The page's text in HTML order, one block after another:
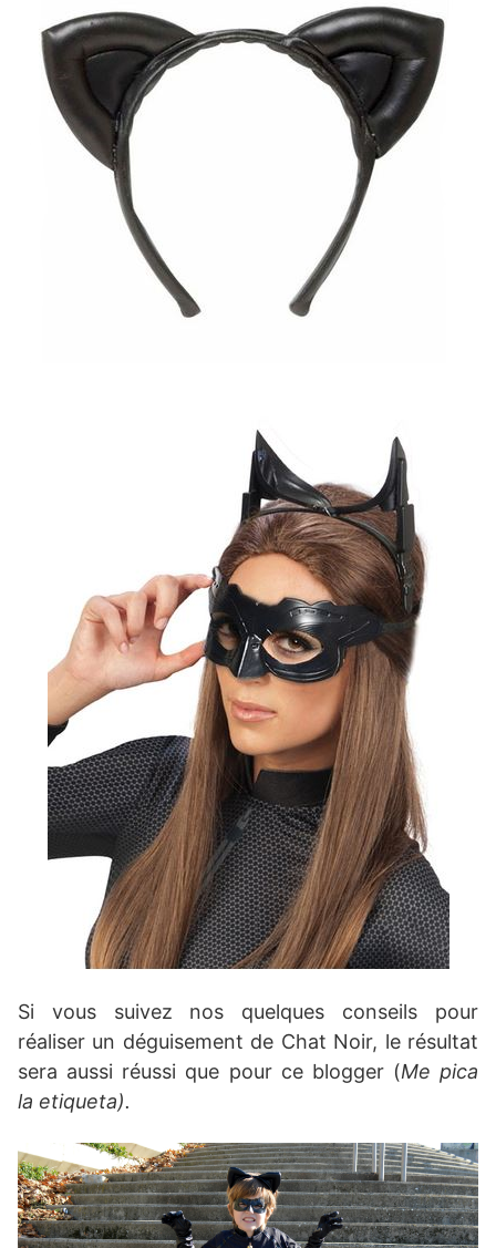
Si vous suivez nos quelques conseils pour
réaliser un déguisement de Chat Noir, le résultat
sera aussi réussi que pour ce blogger (Me pica
la etiqueta).